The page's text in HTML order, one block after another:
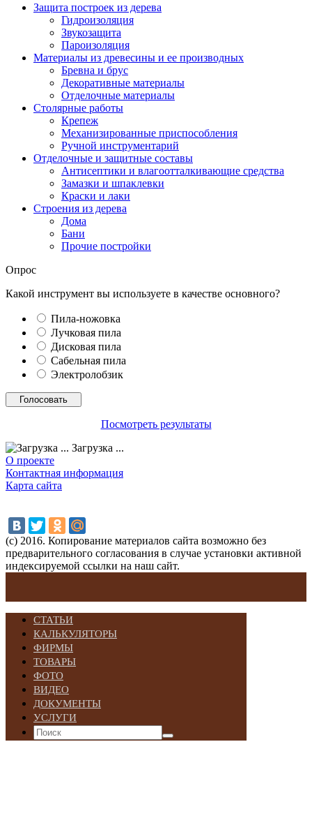
Защита построек из дерева
Гидроизоляция
Звукозащита
Пароизоляция
Материалы из древесины и ее производных
Бревна и брус
Декоративные материалы
Отделочные материалы
Столярные работы
Крепеж
Механизированные приспособления
Ручной инструментарий
Отделочные и защитные составы
Антисептики и влагоотталкивающие средства
Замазки и шпаклевки
Краски и лаки
Строения из дерева
Дома
Бани
Прочие постройки
Опрос
Какой инструмент вы используете в качестве основного?
Пила-ножовка
Лучковая пила
Дисковая пила
Сабельная пила
Электролобзик
Посмотреть результаты
Загрузка ...
О проекте
Контактная информация
Карта сайта
(с) 2016. Копирование материалов сайта возможно без
предварительного согласования в случае установки активной
индексируемой ссылки на наш сайт.
СТАТЬИ
КАЛЬКУЛЯТОРЫ
ФИРМЫ
ТОВАРЫ
ФОТО
ВИДЕО
ДОКУМЕНТЫ
УСЛУГИ